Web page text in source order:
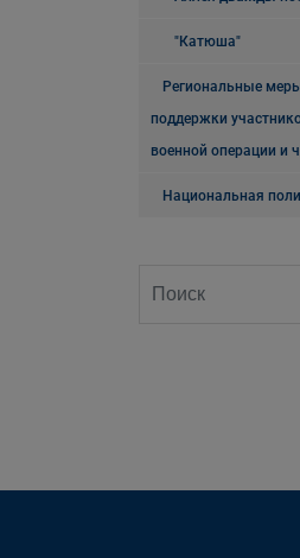
"Катюша"
Региональные
поддержки
военной операции и
Национальная